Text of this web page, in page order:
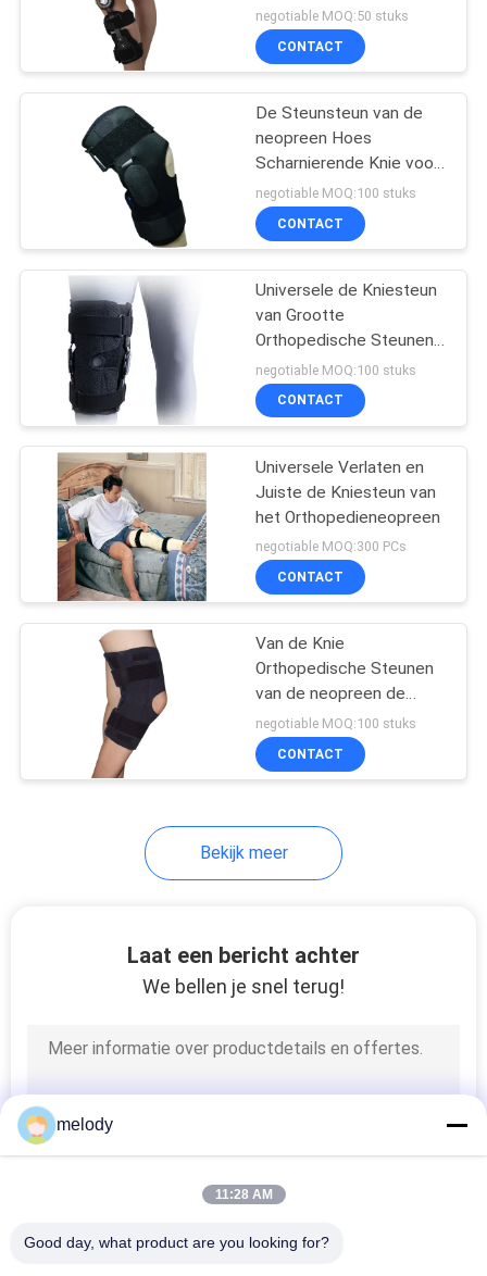
grootte van Ce van FDA
van de Kniesteun
negotiable MOQ:50 stuks
CONTACT
De Steunsteun van de
neopreen Hoes
Scharnierende Knie voor
In te ademen Artritis
negotiable MOQ:100 stuks
CONTACT
Universele de Kniesteun
van Grootte
Orthopedische Steunen
met Regelbare ROM-
Scharnier
negotiable MOQ:100 stuks
CONTACT
Universele Verlaten en
Juiste de Kniesteun van
het Orthopedieneopreen
negotiable MOQ:300 PCs
CONTACT
Van de Knie
Orthopedische Steunen
van de neopreen de
Open Knieschijf
Medische Rang met
Scharnier
negotiable MOQ:100 stuks
CONTACT
Bekijk meer
Laat een bericht achter
We bellen je snel terug!
melody
11:28 AM
Good day, what product are you looking for?